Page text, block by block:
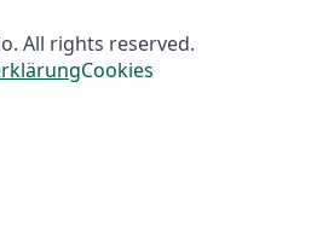
All rights reserved.
Cookies